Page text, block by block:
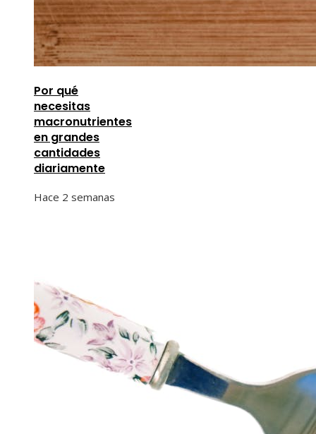
Por qué
necesitas
macronutrientes
en grandes
cantidades
diariamente
Hace 2 semanas